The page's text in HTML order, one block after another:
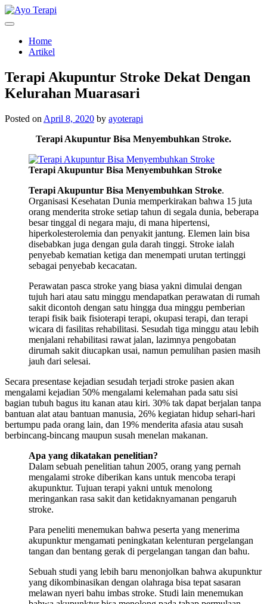
Skip
to
Home
Artikel
Terapi Akupuntur Stroke Dekat Dengan
Kelurahan Muarasari
Posted on April 8, 2020 by ayoterapi
Terapi Akupuntur Bisa Menyembuhkan Stroke.
Terapi Akupuntur Bisa Menyembuhkan Stroke
Terapi Akupuntur Bisa Menyembuhkan Stroke.
Organisasi Kesehatan Dunia memperkirakan bahwa 15 juta
orang menderita stroke setiap tahun di segala dunia, beberapa
besar tinggal di negara maju, di mana hipertensi,
hiperkolesterolemia dan penyakit jantung. Elemen lain bisa
disebabkan juga dengan gula darah tinggi. Stroke ialah
penyebab kematian ketiga dan menempati urutan tertinggi
sebagai penyebab kecacatan.
Perawatan pasca stroke yang biasa yakni dimulai dengan
tujuh hari atau satu minggu mendapatkan perawatan di rumah
sakit dicontoh dengan satu hingga dua minggu pemberian
terapi fisik baik fisioterapi terapi, okupasi terapi, dan terapi
wicara di fasilitas rehabilitasi. Sesudah tiga minggu atau lebih
menjalani rehabilitasi rawat jalan, lazimnya pengobatan
dirumah sakit diucapkan usai, namun pemulihan pasien masih
jauh dari selesai.
Secara presentase kejadian sesudah terjadi stroke pasien akan
mengalami kejadian 50% mengalami kelemahan pada satu sisi
bagian tubuh bagus itu kanan atau kiri. 30% tak dapat berjalan tanpa
bantuan alat atau bantuan manusia, 26% kegiatan hidup sehari-hari
bertumpu pada orang lain, dan 19% menderita afasia atau susah
berbincang-bincang maupun susah menelan makanan.
Apa yang dikatakan penelitian?
Dalam sebuah penelitian tahun 2005, orang yang pernah
mengalami stroke diberikan kans untuk mencoba terapi
akupunktur. Tujuan terapi yakni untuk menolong
meringankan rasa sakit dan ketidaknyamanan pengaruh
stroke.
Para peneliti menemukan bahwa peserta yang menerima
akupunktur mengamati peningkatan kelenturan pergelangan
tangan dan bentang gerak di pergelangan tangan dan bahu.
Sebuah studi yang lebih baru menonjolkan bahwa akupunktur
yang dikombinasikan dengan olahraga bisa tepat sasaran
melawan nyeri bahu imbas stroke. Studi lain menemukan